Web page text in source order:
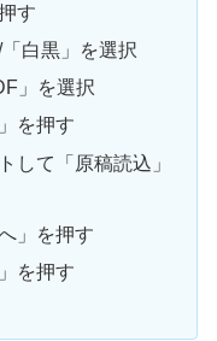
す
白黒」を選択
」を選択
を押す
して「原稿読込」
」を押す
を押す